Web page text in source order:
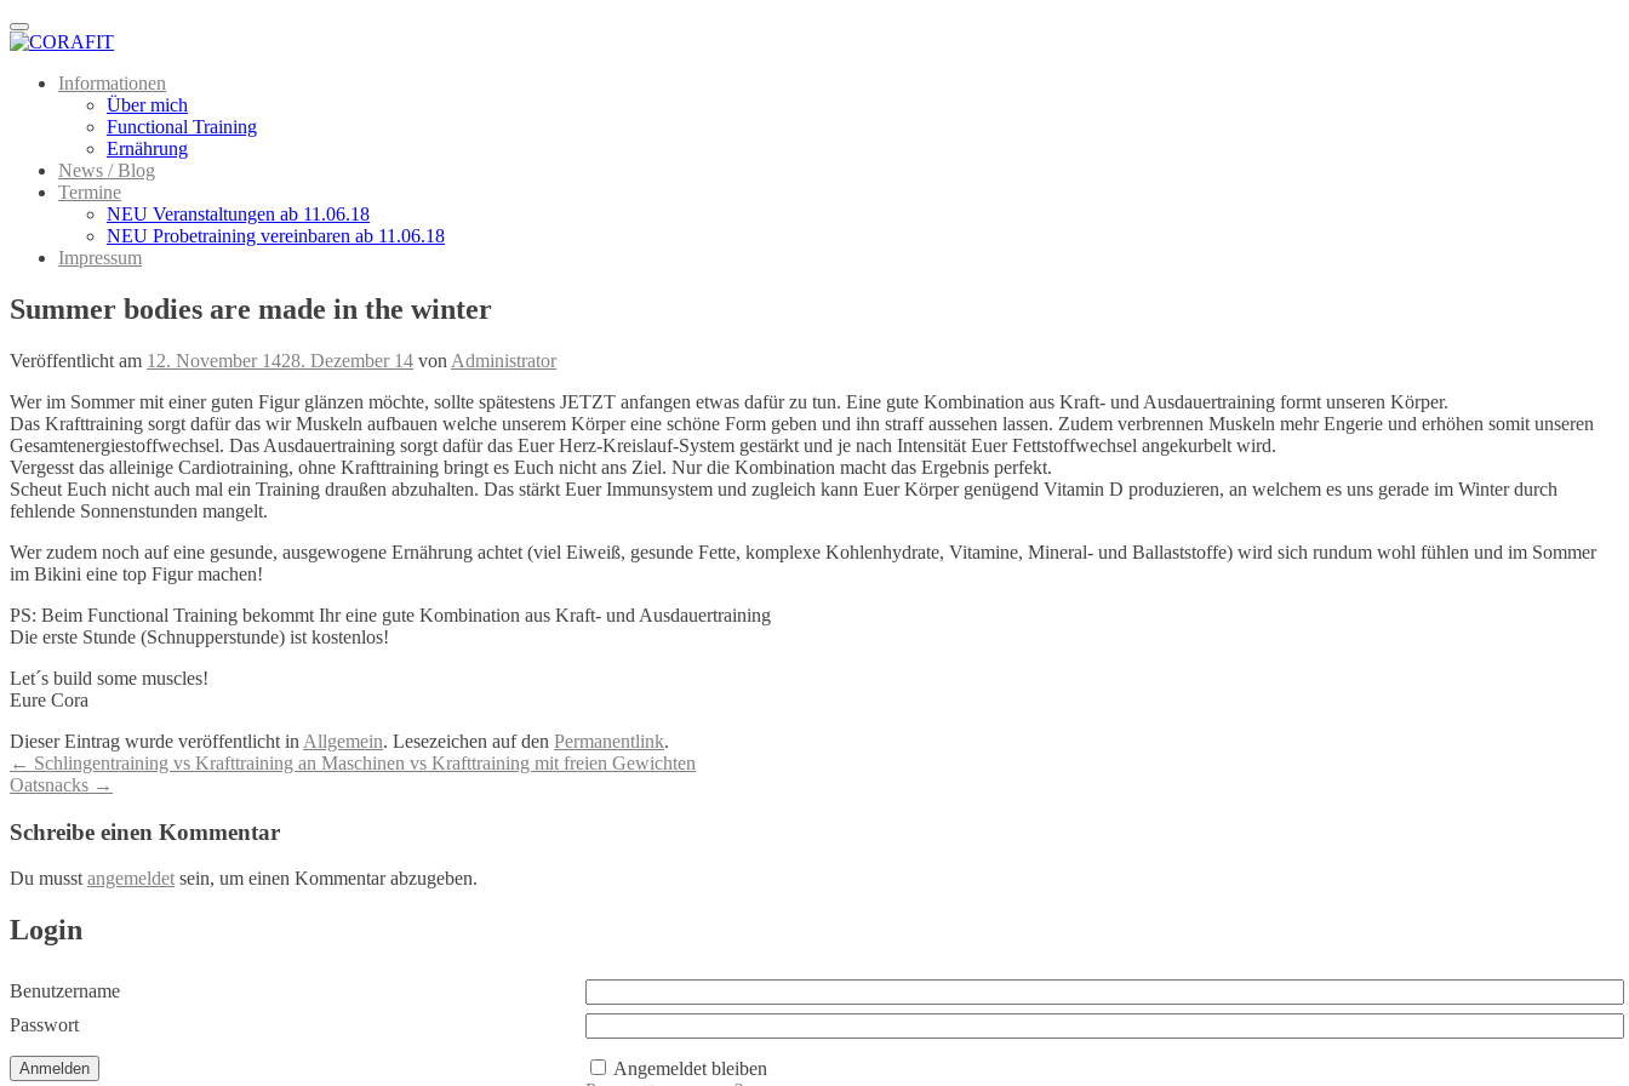
Menu
Informationen
Über mich
Functional Training
Ernährung
News / Blog
Termine
NEU Veranstaltungen ab 11.06.18
NEU Probetraining vereinbaren ab 11.06.18
Impressum
Summer bodies are made in the winter
Veröffentlicht am 12. November 1428. Dezember 14 von Administrator
Wer im Sommer mit einer guten Figur glänzen möchte, sollte spätestens JETZT anfangen etwas dafür zu tun. Eine gute Kombination aus Kraft- und Ausdauertraining formt unseren Körper.
Das Krafttraining sorgt dafür das wir Muskeln aufbauen welche unserem Körper eine schöne Form geben und ihn straff aussehen lassen. Zudem verbrennen Muskeln mehr Engerie und erhöhen somit unseren
Gesamtenergiestoffwechsel. Das Ausdauertraining sorgt dafür das Euer Herz-Kreislauf-System gestärkt und je nach Intensität Euer Fettstoffwechsel angekurbelt wird.
Vergesst das alleinige Cardiotraining, ohne Krafttraining bringt es Euch nicht ans Ziel. Nur die Kombination macht das Ergebnis perfekt.
Scheut Euch nicht auch mal ein Training draußen abzuhalten. Das stärkt Euer Immunsystem und zugleich kann Euer Körper genügend Vitamin D produzieren, an welchem es uns gerade im Winter durch
fehlende Sonnenstunden mangelt.
Wer zudem noch auf eine gesunde, ausgewogene Ernährung achtet (viel Eiweiß, gesunde Fette, komplexe Kohlenhydrate, Vitamine, Mineral- und Ballaststoffe) wird sich rundum wohl fühlen und im Sommer
im Bikini eine top Figur machen!
PS: Beim Functional Training bekommt Ihr eine gute Kombination aus Kraft- und Ausdauertraining
Die erste Stunde (Schnupperstunde) ist kostenlos!
Let´s build some muscles!
Eure Cora
Dieser Eintrag wurde veröffentlicht in Allgemein. Lesezeichen auf den Permanentlink.
Artikel-
Navigation
← Schlingentraining vs Krafttraining an Maschinen vs Krafttraining mit freien Gewichten
Oatsnacks →
Schreibe einen Kommentar
Du musst angemeldet sein, um einen Kommentar abzugeben.
Login
Benutzername
Passwort
Angemeldet bleiben